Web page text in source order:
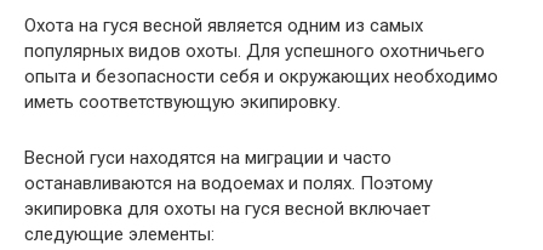
Охота на гуся весной является одним из самых
популярных видов охоты. Для успешного охотничьего
опыта и безопасности себя и окружающих необходимо
иметь соответствующую экипировку.
Весной гуси находятся на миграции и часто
останавливаются на водоемах и полях. Поэтому
экипировка для охоты на гуся весной включает
следующие элементы: